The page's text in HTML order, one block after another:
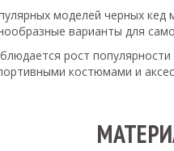
моделей черных
варианты для
рост
костюмами и